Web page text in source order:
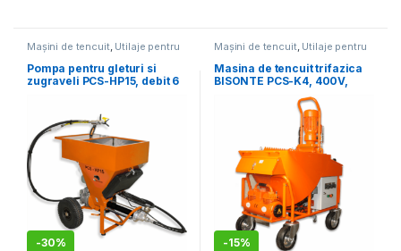
Mașini de tencuit, Utilaje pentru
construcții
Pompa pentru gleturi si
zugraveli PCS-HP15, debit 6
-30%
Mașini de tencuit, Utilaje pentru
construcții
Masina de tencuit trifazica
BISONTE PCS-K4, 400V,
debit material 6-40 l /min.
-15%